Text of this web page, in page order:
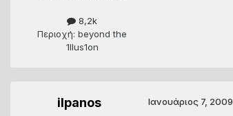
8,2k
Περιοχή: beyond the
1llus1on
ilpanos Ιανουάριος 7, 2009